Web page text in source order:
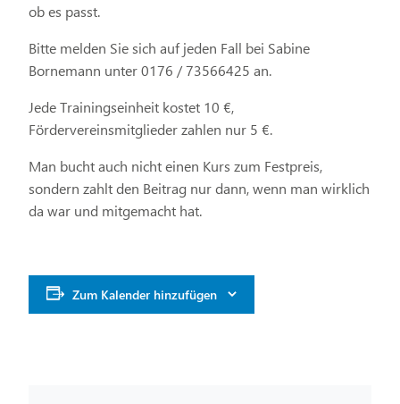
ob es passt.
Bitte melden Sie sich auf jeden Fall bei Sabine
Bornemann unter 0176 / 73566425 an.
Jede Trainingseinheit kostet 10 €,
Fördervereinsmitglieder zahlen nur 5 €.
Man bucht auch nicht einen Kurs zum Festpreis,
sondern zahlt den Beitrag nur dann, wenn man wirklich
da war und mitgemacht hat.
Zum Kalender hinzufügen